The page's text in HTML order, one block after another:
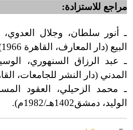
مراجع للاستزادة:
ـ أنور سلطان، وجلال العدوي،
البيع (دار المعارف، القاهرة 1966).
ـ عبد الرزاق السنهوري،
المدني (دار النشر للجامعات،
ـ محمد الزحيلي، العقود
الوليد، دمشق1402هـ/1982م).